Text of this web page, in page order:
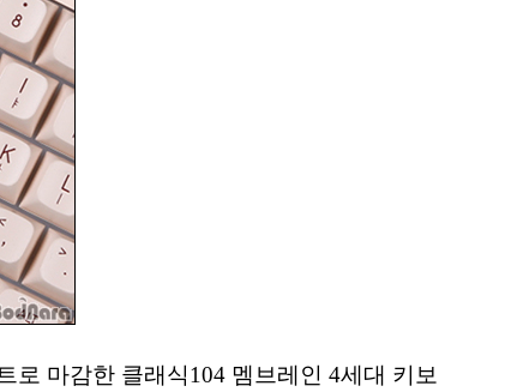
마감한 클래식104 멤브레인 4세대 키보